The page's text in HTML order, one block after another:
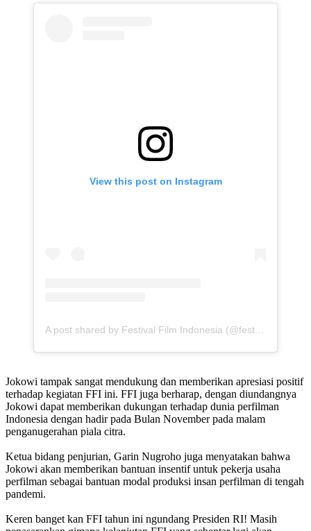
View this post on Instagram
Jokowi tampak sangat mendukung dan memberikan apresiasi positif
terhadap kegiatan FFI ini. FFI juga berharap, dengan diundangnya
Jokowi dapat memberikan dukungan terhadap dunia perfilman
Indonesia dengan hadir pada Bulan November pada malam
penganugerahan piala citra.
Ketua bidang penjurian, Garin Nugroho juga menyatakan bahwa
Jokowi akan memberikan bantuan insentif untuk pekerja usaha
perfilman sebagai bantuan modal produksi insan perfilman di tengah
pandemi.
Keren banget kan FFI tahun ini ngundang Presiden RI! Masih